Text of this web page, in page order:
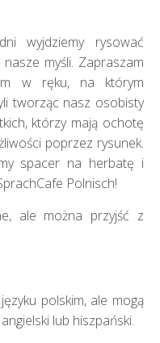
wyjdziemy rysować
myśli. Zapraszam
w ręku, na którym
tworząc nasz osobisty
którzy mają ochotę
poprzez rysunek.
spacer na herbatę i
Polnisch!
ale można przyjść z
polskim, ale mogą
lub hiszpański.